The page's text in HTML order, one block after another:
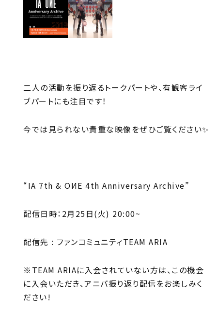
二人の活動を振り返るトークパートや、有観客ライ
ブパートにも注目です！
今では見られない貴重な映像をぜひご覧ください✨
“IA 7th & OИE 4th Anniversary Archive”
配信日時：2月25日(火) 20:00~
配信先 : ファンコミュニティTEAM ARIA
※TEAM ARIAに入会されていない方は、この機会
に入会いただき、アニバ振り返り配信をお楽しみく
ださい!